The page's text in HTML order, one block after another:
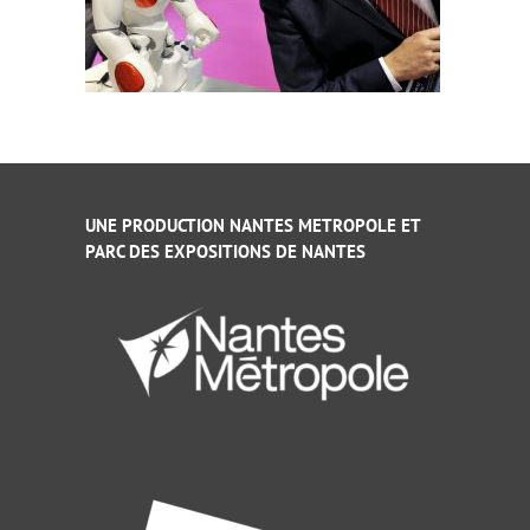
UNE PRODUCTION NANTES METROPOLE ET
PARC DES EXPOSITIONS DE NANTES